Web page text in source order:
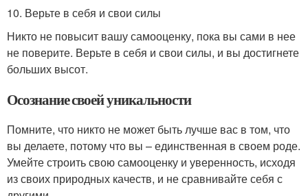
10. Верьте в себя и свои силы
Никто не повысит вашу самооценку, пока вы сами в нее
не поверите. Верьте в себя и свои силы, и вы достигнете
больших высот.
Осознание своей уникальности
Помните, что никто не может быть лучше вас в том, что
вы делаете, потому что вы – единственная в своем роде.
Умейте строить свою самооценку и уверенность, исходя
из своих природных качеств, и не сравнивайте себя с